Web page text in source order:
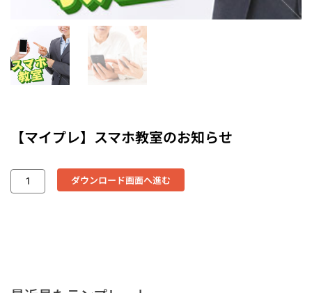
【マイプレ】スマホ教室のお知らせ
ダウンロード画面へ進む